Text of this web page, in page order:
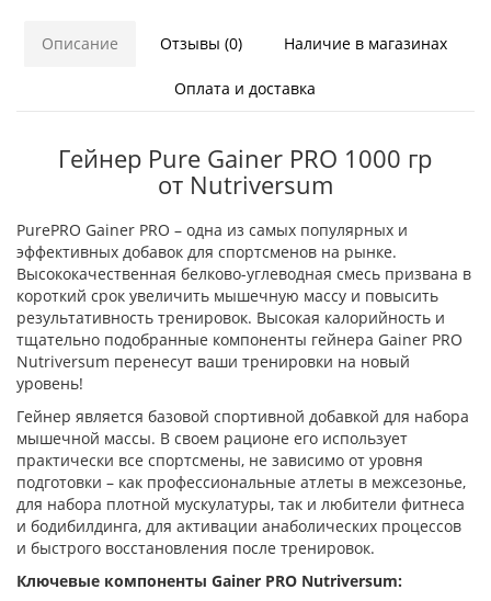
Описание Отзывы (0) Наличие в магазинах
Оплата и доставка
Гейнер Pure Gainer PRO 1000 гр
от Nutriversum
PurePRO Gainer PRO – одна из самых популярных и
эффективных добавок для спортсменов на рынке.
Высококачественная белково-углеводная смесь призвана в
короткий срок увеличить мышечную массу и повысить
результативность тренировок. Высокая калорийность и
тщательно подобранные компоненты гейнера Gainer PRO
Nutriversum перенесут ваши тренировки на новый
уровень!
Гейнер является базовой спортивной добавкой для набора
мышечной массы. В своем рационе его использует
практически все спортсмены, не зависимо от уровня
подготовки – как профессиональные атлеты в межсезонье,
для набора плотной мускулатуры, так и любители фитнеса
и бодибилдинга, для активации анаболических процессов
и быстрого восстановления после тренировок.
Ключевые компоненты Gainer PRO Nutriversum: